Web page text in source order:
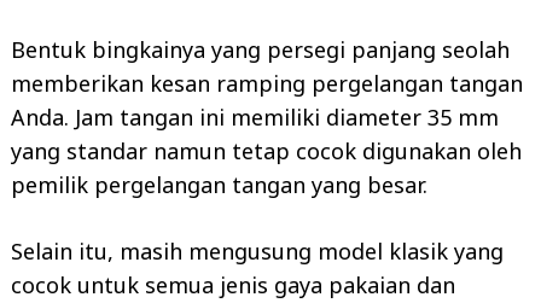
Bentuk bingkainya yang persegi panjang seolah
memberikan kesan ramping pergelangan tangan
Anda. Jam tangan ini memiliki diameter 35 mm
yang standar namun tetap cocok digunakan oleh
pemilik pergelangan tangan yang besar.
Selain itu, masih mengusung model klasik yang
cocok untuk semua jenis gaya pakaian dan